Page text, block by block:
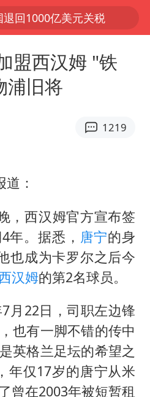
退回1000亿美元关税
山东财大教授刘海明逝世
官方支持因凡蒂诺
陕西柞水遭遇暴雨五千余户群众转移
如何把百年大党建设得更加坚强有力
一枚俄导弹都没击落 泽连斯基发声
多专业取消艺考 文化工作者要有文化
“银行午休1.5小时”留个窗口行不行
盟西汉姆 "铁
浦旧将
1219
：
，西汉姆官方宣布签
年。据悉， 唐宁的身
也成为卡罗尔之后今
汉姆的第2名球员。
月22日，司职左边锋
也有一脚不错的传中
英格兰足坛的希望之
年仅17岁的唐宁从米
曾在2003年被短暂租